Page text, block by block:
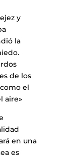
y
la
de los
el
aire»
en una
es